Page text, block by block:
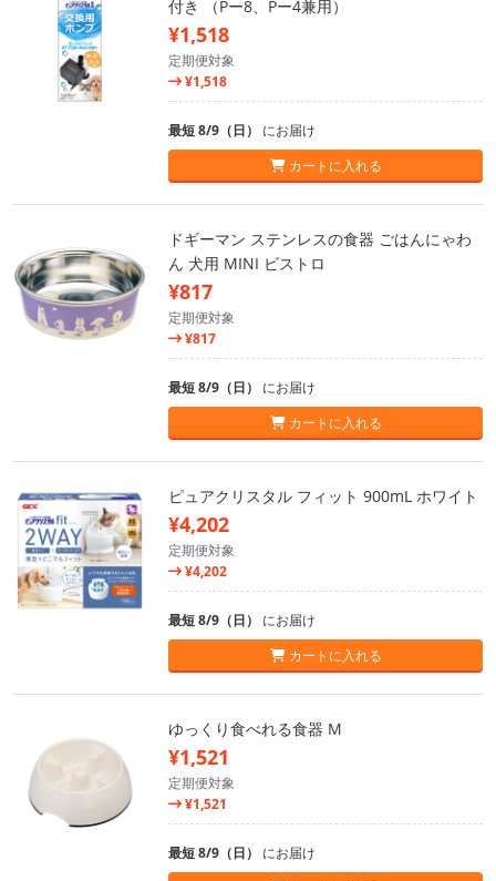
付き （Pー8、Pー4兼用）
¥1,518
定期便対象
¥1,518
最短 8/9（日） にお届け
カートに入れる
ドギーマン ステンレスの食器 ごはんにゃわ
ん 犬用 MINI ビストロ
¥817
定期便対象
¥817
最短 8/9（日） にお届け
カートに入れる
ピュアクリスタル フィット 900mL ホワイト
¥4,202
定期便対象
¥4,202
最短 8/9（日） にお届け
カートに入れる
ゆっくり食べれる食器 M
¥1,521
定期便対象
¥1,521
最短 8/9（日） にお届け